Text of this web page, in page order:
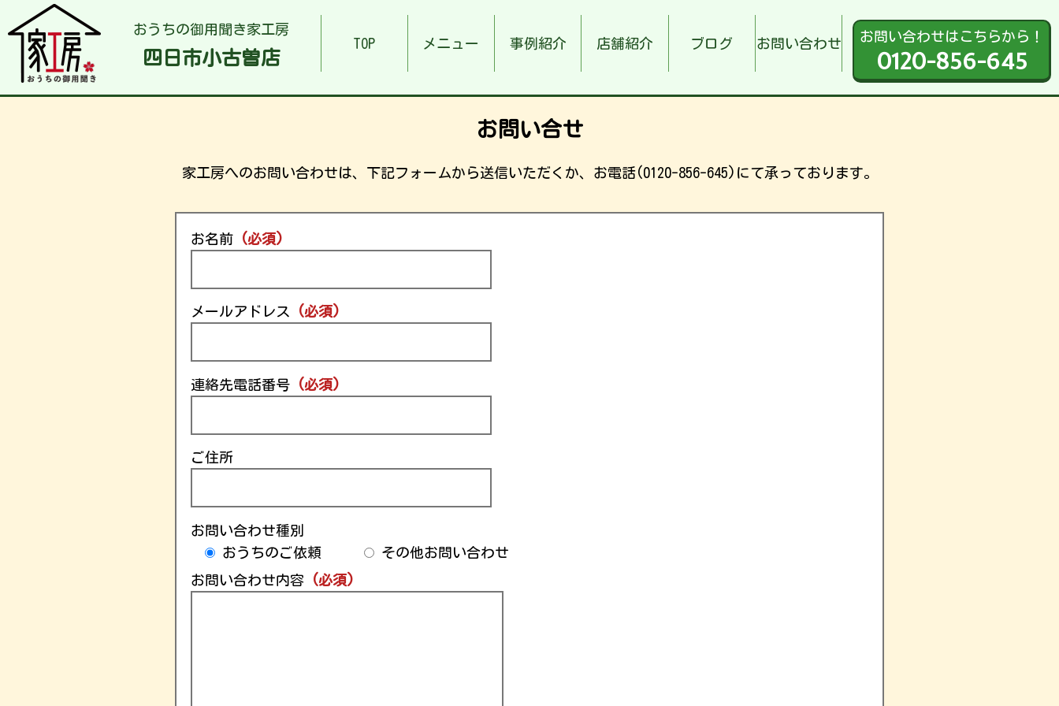
おうちの御用聞き家工房
四日市小古曽店
TOP メニュー 事例紹介 店舗紹介 ブログ お問い合わせ お問い合わせはこちらから！
0120-856-645
お問い合せ
家工房へのお問い合わせは、下記フォームから送信いただくか、お電話(0120-856-645)にて承っております。
お名前 (必須)
メールアドレス (必須)
連絡先電話番号 (必須)
ご住所
お問い合わせ種別
おうちのご依頼
その他お問い合わせ
お問い合わせ内容
(必須)